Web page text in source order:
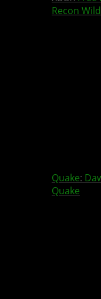
Recon
Quake:
Quake